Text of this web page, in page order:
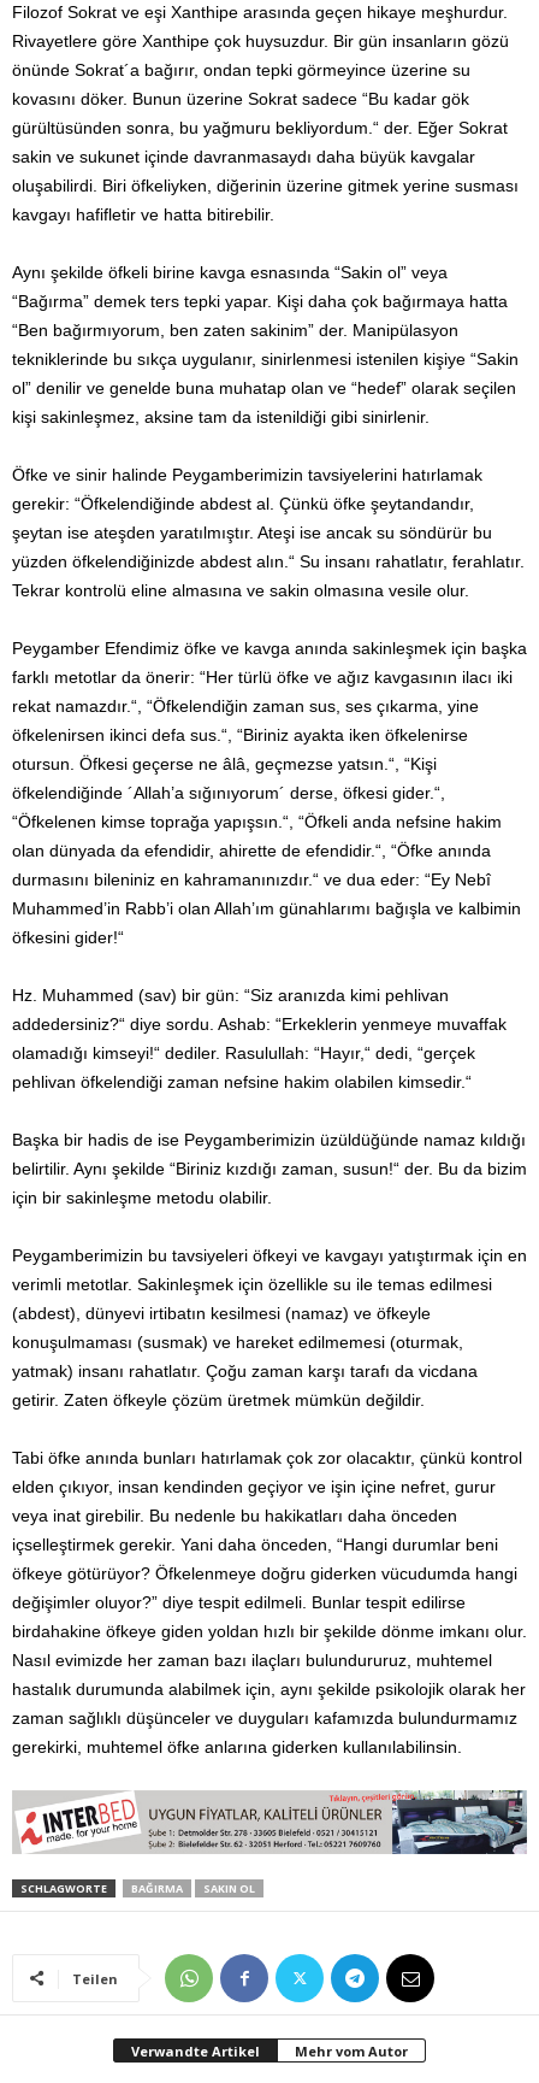
Filozof Sokrat ve eşi Xanthipe arasında geçen hikaye meşhurdur.
Rivayetlere göre Xanthipe çok huysuzdur. Bir gün insanların gözü
önünde Sokrat´a bağırır, ondan tepki görmeyince üzerine su
kovasını döker. Bunun üzerine Sokrat sadece “Bu kadar gök
gürültüsünden sonra, bu yağmuru bekliyordum.“ der. Eğer Sokrat
sakin ve sukunet içinde davranmasaydı daha büyük kavgalar
oluşabilirdi. Biri öfkeliyken, diğerinin üzerine gitmek yerine susması
kavgayı hafifletir ve hatta bitirebilir.
Aynı şekilde öfkeli birine kavga esnasında “Sakin ol” veya
“Bağırma” demek ters tepki yapar. Kişi daha çok bağırmaya hatta
“Ben bağırmıyorum, ben zaten sakinim” der. Manipülasyon
tekniklerinde bu sıkça uygulanır, sinirlenmesi istenilen kişiye “Sakin
ol” denilir ve genelde buna muhatap olan ve “hedef” olarak seçilen
kişi sakinleşmez, aksine tam da istenildiği gibi sinirlenir.
Öfke ve sinir halinde Peygamberimizin tavsiyelerini hatırlamak
gerekir: “Öfkelendiğinde abdest al. Çünkü öfke şeytandandır,
şeytan ise ateşden yaratılmıştır. Ateşi ise ancak su söndürür bu
yüzden öfkelendiğinizde abdest alın.“ Su insanı rahatlatır, ferahlatır.
Tekrar kontrolü eline almasına ve sakin olmasına vesile olur.
Peygamber Efendimiz öfke ve kavga anında sakinleşmek için başka
farklı metotlar da önerir: “Her türlü öfke ve ağız kavgasının ilacı iki
rekat namazdır.“, “Öfkelendiğin zaman sus, ses çıkarma, yine
öfkelenirsen ikinci defa sus.“, “Biriniz ayakta iken öfkelenirse
otursun. Öfkesi geçerse ne âlâ, geçmezse yatsın.“, “Kişi
öfkelendiğinde ´Allah’a sığınıyorum´ derse, öfkesi gider.“,
“Öfkelenen kimse toprağa yapışsın.“, “Öfkeli anda nefsine hakim
olan dünyada da efendidir, ahirette de efendidir.“, “Öfke anında
durmasını bileniniz en kahramanınızdır.“ ve dua eder: “Ey Nebî
Muhammed’in Rabb’i olan Allah’ım günahlarımı bağışla ve kalbimin
öfkesini gider!“
Hz. Muhammed (sav) bir gün: “Siz aranızda kimi pehlivan
addedersiniz?“ diye sordu. Ashab: “Erkeklerin yenmeye muvaffak
olamadığı kimseyi!“ dediler. Rasulullah: “Hayır,“ dedi, “gerçek
pehlivan öfkelendiği zaman nefsine hakim olabilen kimsedir.“
Başka bir hadis de ise Peygamberimizin üzüldüğünde namaz kıldığı
belirtilir. Aynı şekilde “Biriniz kızdığı zaman, susun!“ der. Bu da bizim
için bir sakinleşme metodu olabilir.
Peygamberimizin bu tavsiyeleri öfkeyi ve kavgayı yatıştırmak için en
verimli metotlar. Sakinleşmek için özellikle su ile temas edilmesi
(abdest), dünyevi irtibatın kesilmesi (namaz) ve öfkeyle
konuşulmaması (susmak) ve hareket edilmemesi (oturmak,
yatmak) insanı rahatlatır. Çoğu zaman karşı tarafı da vicdana
getirir. Zaten öfkeyle çözüm üretmek mümkün değildir.
Tabi öfke anında bunları hatırlamak çok zor olacaktır, çünkü kontrol
elden çıkıyor, insan kendinden geçiyor ve işin içine nefret, gurur
veya inat girebilir. Bu nedenle bu hakikatları daha önceden
içselleştirmek gerekir. Yani daha önceden, “Hangi durumlar beni
öfkeye götürüyor? Öfkelenmeye doğru giderken vücudumda hangi
değişimler oluyor?” diye tespit edilmeli. Bunlar tespit edilirse
birdahakine öfkeye giden yoldan hızlı bir şekilde dönme imkanı olur.
Nasıl evimizde her zaman bazı ilaçları bulundururuz, muhtemel
hastalık durumunda alabilmek için, aynı şekilde psikolojik olarak her
zaman sağlıklı düşünceler ve duyguları kafamızda bulundurmamız
gerekirki, muhtemel öfke anlarına giderken kullanılabilinsin.
SCHLAGWORTE BAĞIRMA SAKIN OL
Teilen
Verwandte Artikel Mehr vom Autor